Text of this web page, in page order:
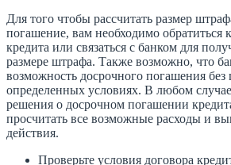
Для того чтобы рассчитать размер
погашение, вам необходимо обратиться
кредита или связаться с банком для
размере штрафа. Также возможно, что
возможность досрочного погашения
определенных условиях. В любом
решения о досрочном погашении
просчитать все возможные расходы и
действия.
Проверьте условия договора